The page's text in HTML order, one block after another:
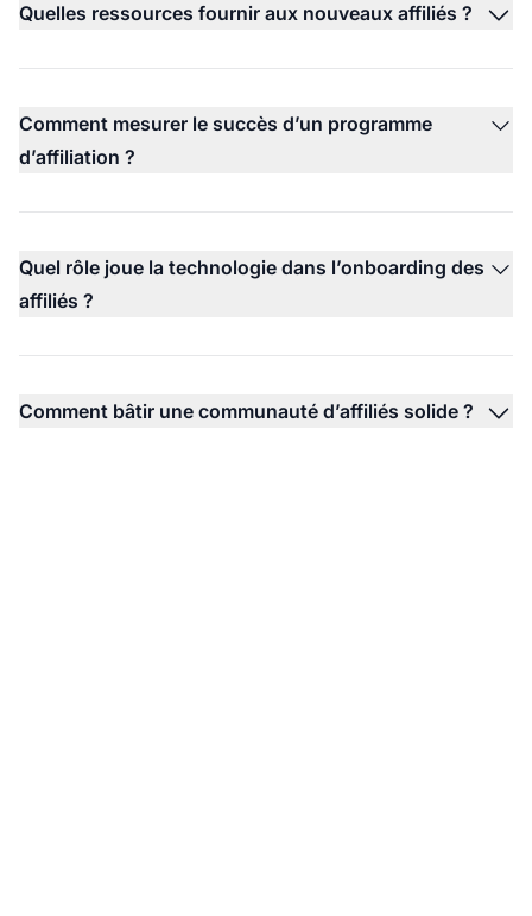
Quelles ressources fournir aux nouveaux affiliés ?
Comment mesurer le succès d’un programme
d’affiliation ?
Quel rôle joue la technologie dans l’onboarding des
affiliés ?
Comment bâtir une communauté d’affiliés solide ?